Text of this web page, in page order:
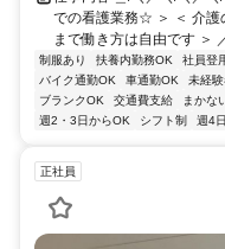
での看護業務☆ ＞ ＜ 介護
まで働き方は自由です ＞
制服あり 扶養内勤務OK 社員登
バイク通勤OK
車通勤OK 未経
ブランクOK
交通費支給 まかな
週2・3日からOK
シフト制 週4
正社員